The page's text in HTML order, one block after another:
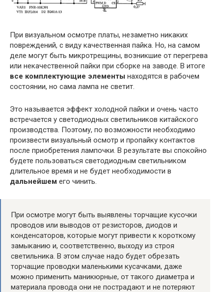
При визуальном осмотре платы, незаметно никаких
повреждений, с виду качественная пайка. Но, на самом
деле могут быть микротрещины, возникшие от перегрева
или некачественной пайки при сборке на заводе. В итоге
все комплектующие элементы находятся в рабочем
состоянии, но сама лампа не светит.
Это называется эффект холодной пайки и очень часто
встречается у светодиодных светильников китайского
производства. Поэтому, по возможности необходимо
произвести визуальный осмотр и пропайку контактов
после приобретения лампочки. В результате вы спокойно
будете пользоваться светодиодным светильником
длительное время и не будет необходимости в
дальнейшем его чинить.
При осмотре могут быть выявлены торчащие кусочки
проводов или выводов от резисторов, диодов и
конденсаторов, которые могут привести к короткому
замыканию и, соответственно, выходу из строя
светильника. В этом случае надо будет обрезать
торчащие проводки маленькими кусачками, даже
можно применить маникюрные, от такого диаметра и
материала провода они не пострадают и не потеряют